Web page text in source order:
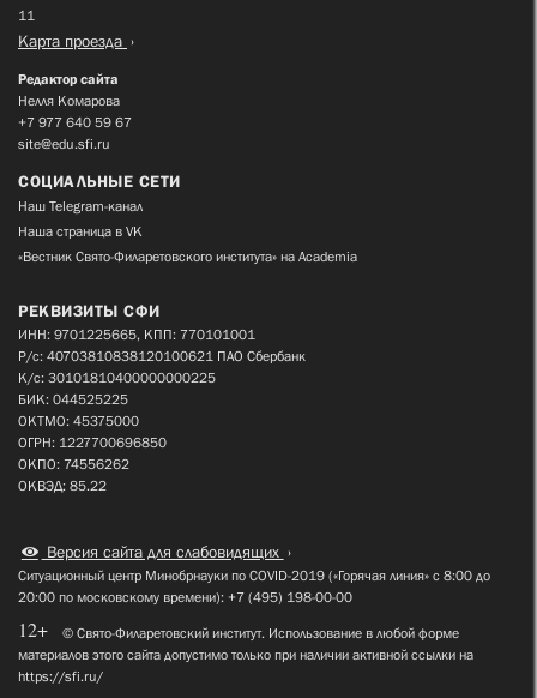
11
Карта проезда
Редактор сайта
Нелля Комарова
+7 977 640 59 67
site@edu.sfi.ru
СОЦИАЛЬНЫЕ СЕТИ
Наш Telegram-канал
Наша страница в VK
«Вестник Свято-Филаретовского института» на Academia
РЕКВИЗИТЫ СФИ
ИНН: 9701225665, КПП: 770101001
Р/с: 40703810838120100621 ПАО Сбербанк
К/с: 30101810400000000225
БИК: 044525225
ОКТМО: 45375000
ОГРН: 1227700696850
ОКПО: 74556262
ОКВЭД: 85.22
Версия сайта для слабовидящих
Ситуационный центр Минобрнауки по COVID-2019 («Горячая линия» с 8:00 до
20:00 по московскому времени): +7 (495) 198-00-00
12+
© Свято-Филаретовский институт. Использование в любой форме
материалов этого сайта допустимо только при наличии активной ссылки на
https://sfi.ru/